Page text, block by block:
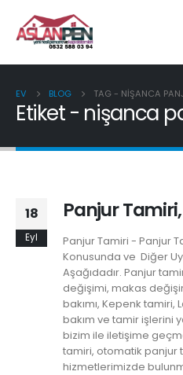
EV BLOG TAG - NIŞANCA
Etiket - nişanca
18
Eyl
Panjur
Panjur Tamiri - Panjur
Konusunda ve Diğer
Aşağıdadır. Panjur
değişimi, makas
bakımı, Kepenk
bakım ve tamir işlerini
bizim ile iletişime
tamiri, otomatik panjur
hizmetlerimizde